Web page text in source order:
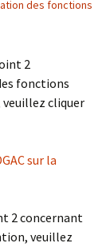
des fonctions
2
fonctions
veuillez cliquer
sur la
2 concernant
veuillez